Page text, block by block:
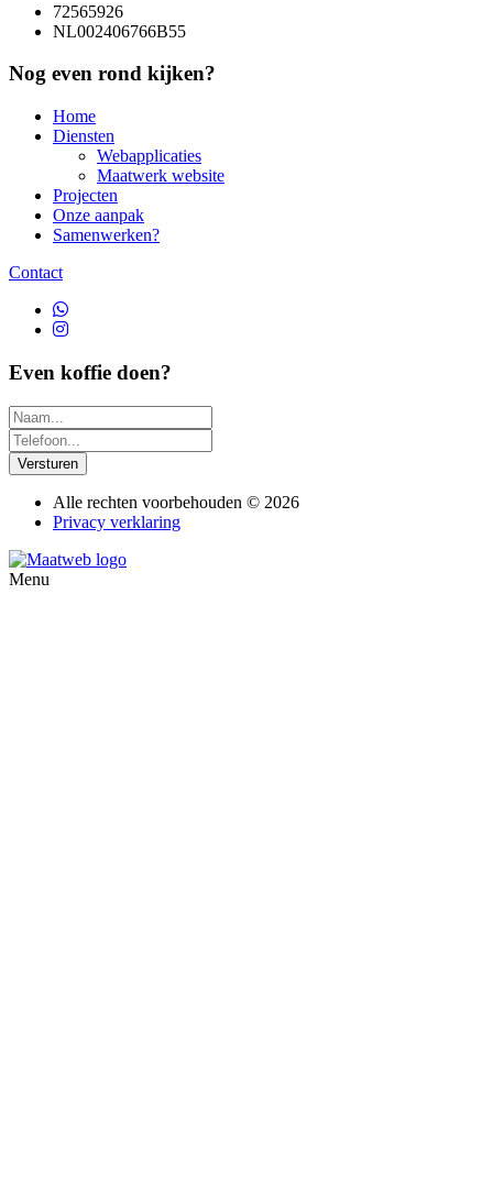
72565926
NL002406766B55
Nog even rond kijken?
Home
Diensten
Webapplicaties
Maatwerk website
Projecten
Onze aanpak
Samenwerken?
Contact
Even koffie doen?
Versturen
Alle rechten voorbehouden © 2026
Privacy verklaring
Menu